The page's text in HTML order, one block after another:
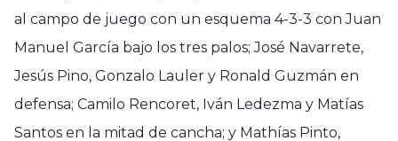
al campo de juego con un esquema 4-3-3 con Juan
Manuel García bajo los tres palos; José Navarrete,
Jesús Pino, Gonzalo Lauler y Ronald Guzmán en
defensa; Camilo Rencoret, Iván Ledezma y Matías
Santos en la mitad de cancha; y Mathías Pinto,